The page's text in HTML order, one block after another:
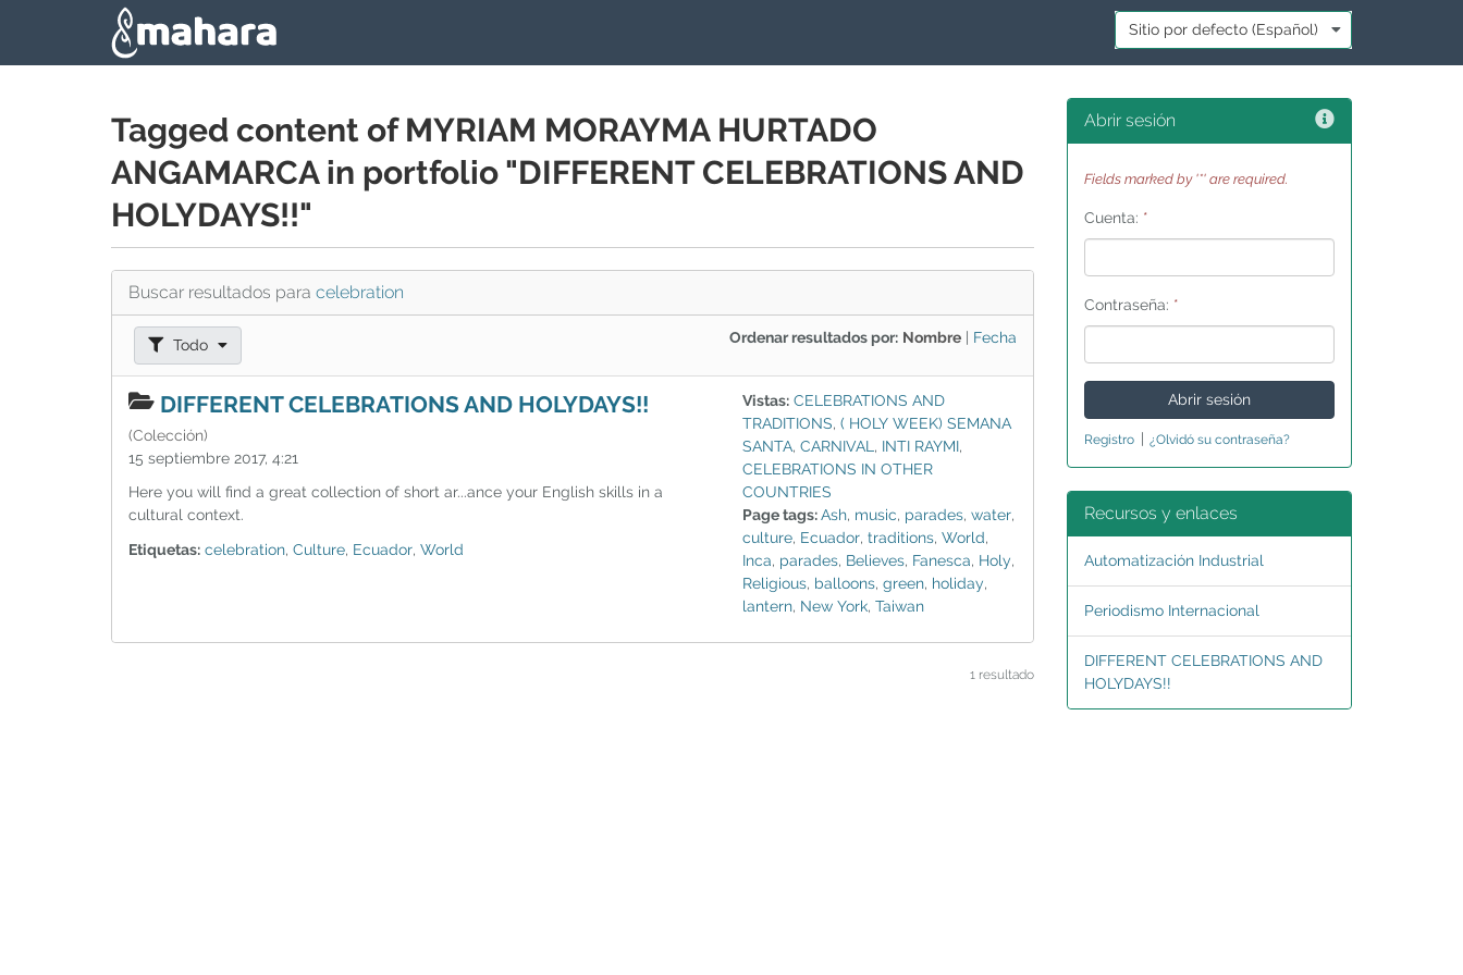
Skip to main content
Idioma:
Tagged content of MYRIAM MORAYMA HURTADO
ANGAMARCA in portfolio "DIFFERENT CELEBRATIONS AND
HOLYDAYS!!"
Buscar resultados para celebration
Ordenar resultados por: Nombre | Fecha
Filtrar resultados como:
Todo
DIFFERENT CELEBRATIONS AND HOLYDAYS!!
(Colección)
15 septiembre 2017, 4:21
Here you will find a great collection of short ar...ance your English skills in a
cultural context.
Etiquetas: celebration, Culture, Ecuador, World
Vistas: CELEBRATIONS AND
TRADITIONS, ( HOLY WEEK) SEMANA
SANTA, CARNIVAL , INTI RAYMI,
CELEBRATIONS IN OTHER
COUNTRIES
Page tags:Ash, music, parades, water,
culture, Ecuador, traditions, World,
Inca, parades, Believes, Fanesca, Holy,
Religious, balloons, green, holiday,
lantern, New York, Taiwan
1 resultado
Abrir sesión Ayuda
Fields marked by '*' are required.
Cuenta: *
Contraseña: *
Registro ¿Olvidó su contraseña?
Recursos y enlaces
Automatización Industrial
Periodismo Internacional
DIFFERENT CELEBRATIONS AND
HOLYDAYS!!